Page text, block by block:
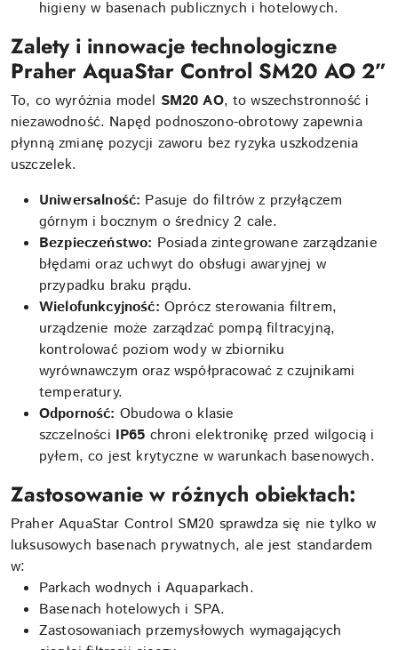
higieny w basenach publicznych i hotelowych.
Zalety i innowacje technologiczne
Praher AquaStar Control SM20 AO 2”
To, co wyróżnia model SM20 AO, to wszechstronność i
niezawodność. Napęd podnoszono-obrotowy zapewnia
płynną zmianę pozycji zaworu bez ryzyka uszkodzenia
uszczelek.
Uniwersalność: Pasuje do filtrów z przyłączem
górnym i bocznym o średnicy 2 cale.
Bezpieczeństwo: Posiada zintegrowane zarządzanie
błędami oraz uchwyt do obsługi awaryjnej w
przypadku braku prądu.
Wielofunkcyjność: Oprócz sterowania filtrem,
urządzenie może zarządzać pompą filtracyjną,
kontrolować poziom wody w zbiorniku
wyrównawczym oraz współpracować z czujnikami
temperatury.
Odporność: Obudowa o klasie
szczelności IP65 chroni elektronikę przed wilgocią i
pyłem, co jest krytyczne w warunkach basenowych.
Zastosowanie w różnych obiektach:
Praher AquaStar Control SM20 sprawdza się nie tylko w
luksusowych basenach prywatnych, ale jest standardem
w:
Parkach wodnych i Aquaparkach.
Basenach hotelowych i SPA.
Zastosowaniach przemysłowych wymagających